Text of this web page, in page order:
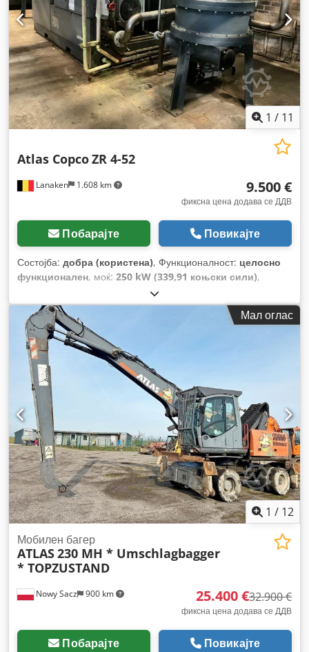
1 / 11
Lanaken 1.608 km
Atlas CopcoZR 4-52
9.500 €
фиксна цена додава се ДДВ
Побарајте Повикајте
Состојба: добра (користена), Функционалност: целосно
функционален, моќ: 250 kW (339,91 коњски сили),
Мал оглас
1 / 12
Nowy Sacz 900 km
Мобилен багер
ATLAS230 MH * Umschlagbagger
* TOPZUSTAND
25.400 €32.900 €
фиксна цена додава се ДДВ
Побарајте Повикајте